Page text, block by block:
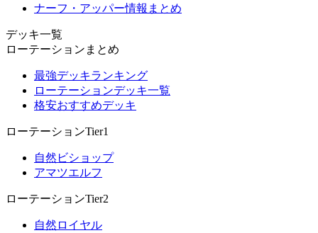
ナーフ・アッパー情報まとめ
デッキ一覧
ローテーションまとめ
最強デッキランキング
ローテーションデッキ一覧
格安おすすめデッキ
ローテーションTier1
自然ビショップ
アマツエルフ
ローテーションTier2
自然ロイヤル